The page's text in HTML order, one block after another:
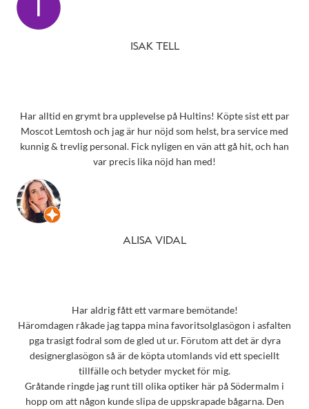
ISAK TELL
Har alltid en grymt bra upplevelse på Hultins! Köpte sist ett par
Moscot Lemtosh och jag är hur nöjd som helst, bra service med
kunnig & trevlig personal. Fick nyligen en vän att gå hit, och han
var precis lika nöjd han med!
ALISA VIDAL
Har aldrig fått ett varmare bemötande!
Häromdagen råkade jag tappa mina favoritsolglasögon i asfalten
pga trasigt fodral som de gled ut ur. Förutom att det är dyra
designerglasögon så är de köpta utomlands vid ett speciellt
tillfälle och betyder mycket för mig.
Gråtande ringde jag runt till olika optiker här på Södermalm i
hopp om att någon kunde slipa de uppskrapade bågarna. Den